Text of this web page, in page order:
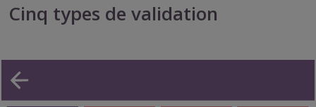
Cinq types de validation